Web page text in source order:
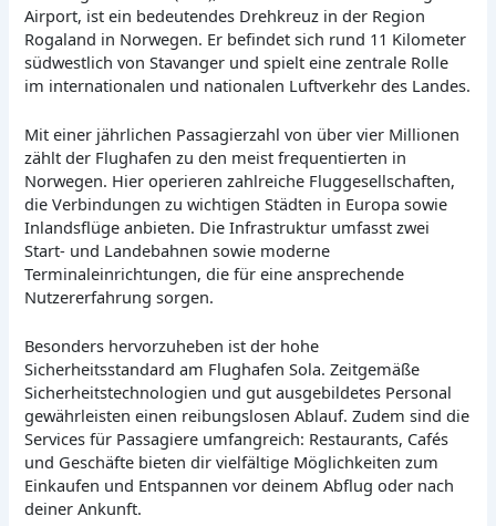
Airport, ist ein bedeutendes Drehkreuz in der Region
Rogaland in Norwegen. Er befindet sich rund 11 Kilometer
südwestlich von Stavanger und spielt eine zentrale Rolle
im internationalen und nationalen Luftverkehr des Landes.
Mit einer jährlichen Passagierzahl von über vier Millionen
zählt der Flughafen zu den meist frequentierten in
Norwegen. Hier operieren zahlreiche Fluggesellschaften,
die Verbindungen zu wichtigen Städten in Europa sowie
Inlandsflüge anbieten. Die Infrastruktur umfasst zwei
Start- und Landebahnen sowie moderne
Terminaleinrichtungen, die für eine ansprechende
Nutzererfahrung sorgen.
Besonders hervorzuheben ist der hohe
Sicherheitsstandard am Flughafen Sola. Zeitgemäße
Sicherheitstechnologien und gut ausgebildetes Personal
gewährleisten einen reibungslosen Ablauf. Zudem sind die
Services für Passagiere umfangreich: Restaurants, Cafés
und Geschäfte bieten dir vielfältige Möglichkeiten zum
Einkaufen und Entspannen vor deinem Abflug oder nach
deiner Ankunft.